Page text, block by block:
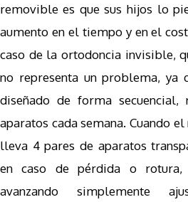
removible es que sus hijos lo
aumento en el tiempo y en el
caso de la ortodoncia invisible,
no representa un problema, ya
diseñado de forma secuencial,
aparatos cada semana. Cuando
lleva 4 pares de aparatos
en caso de pérdida o
avanzando simplemente